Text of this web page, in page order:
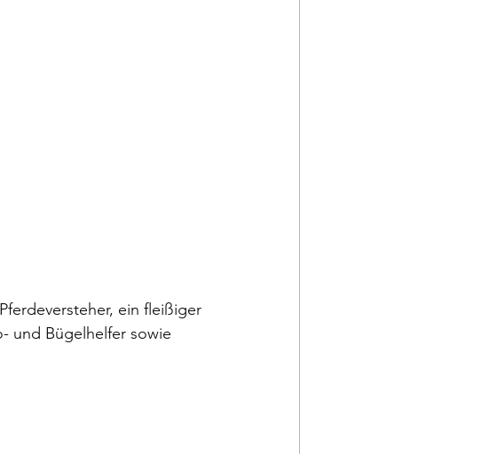
ein fleißiger
und Bügelhelfer sowie